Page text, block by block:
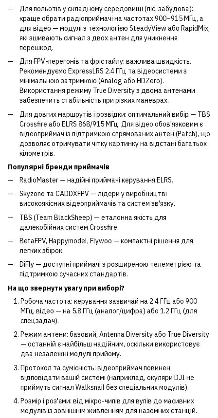
Для польотів у складному середовищі (ліс, забудова):
краще обрати радіоприймачі на частотах 900–915 МГц, а
для відео — модулі з технологією SteadyView або RapidMix,
які зшивають сигнал з двох антен для уникнення
перешкод.
Для FPV-перегонів та фрістайлу: важлива швидкість.
Рекомендуємо ExpressLRS 2.4 ГГц та відеосистеми з
мінімальною затримкою (Analog або HDZero).
Використання режиму True Diversity з двома антенами
забезпечить стабільність при різких маневрах.
Для довгих маршрутів і розвідки: оптимальний вибір — TBS
Crossfire або ELRS 868/915 МГц. Для відео обов'язковим є
відеоприймач із підтримкою спрямованих антен (Patch), що
дозволяє отримувати чітку картинку на відстані багатьох
кілометрів.
Популярні бренди приймачів
RadioMaster — надійні приймачі керування ELRS.
Skyzone та CADDXFPV — лідери у виробництві
високоякісних відеоприймачів та систем зв'язку.
TBS (Team BlackSheep) — еталонна якість для
далекобійних систем Crossfire.
BetaFPV, Happymodel, Flywoo — компактні рішення для
легких збірок.
DiFly — доступні приймачі з розширеною телеметрією та
підтримкою сучасних стандартів.
На що звернути увагу при виборі?
Робоча частота: керування зазвичай на 2.4 ГГц або 900
МГц, відео — на 5.8 ГГц (аналог/цифра) або 1.2 ГГц (для
спецзадач).
Режим антени: базовий, Antenna Diversity або True Diversity
— останній є найбільш надійним, оскільки використовує
два незалежні модулі прийому.
Протокол та сумісність: відеоприймач повинен
відповідати вашій системі (наприклад, окуляри DJI не
приймуть сигнал Walksnail без спеціальних модулів).
Розмір і роз'єми: від мікро-чипів для вупів до масивних
модулів із зовнішнім живленням для наземних станцій.